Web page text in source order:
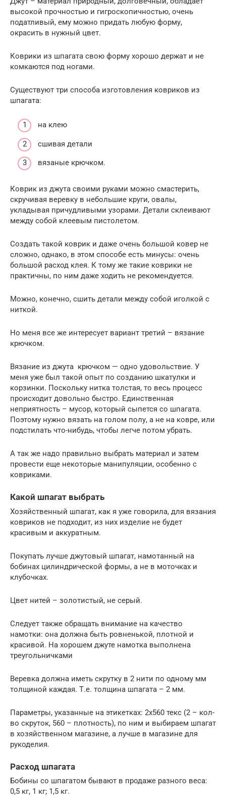
высокой прочностью и гигроскопичностью, очень
податливый, ему можно придать любую форму,
окрасить в нужный цвет.
Коврики из шпагата свою форму хорошо держат и не
комкаются под ногами.
Существуют три способа изготовления ковриков из
шпагата:
на клею
сшивая детали
вязаные крючком.
Коврик из джута своими руками можно смастерить,
скручивая веревку в небольшие круги, овалы,
укладывая причудливыми узорами. Детали склеивают
между собой клеевым пистолетом.
Создать такой коврик и даже очень большой ковер не
сложно, однако, в этом способе есть минусы: очень
большой расход клея. К тому же такие коврики не
практичны, по ним даже ходить не рекомендуется.
Можно, конечно, сшить детали между собой иголкой с
ниткой.
Но меня все же интересует вариант третий – вязание
крючком.
Вязание из джута крючком — одно удовольствие. У
меня уже был такой опыт по созданию шкатулки и
корзинки. Поскольку нитка толстая, то весь процесс
происходит довольно быстро. Единственная
неприятность – мусор, который сыпется со шпагата.
Поэтому нужно вязать на голом полу, а не на ковре, или
подстилать что-нибудь, чтобы легче потом убрать.
А так же надо правильно выбрать материал и затем
провести еще некоторые манипуляции, особенно с
ковриками.
Какой шпагат выбрать
Хозяйственный шпагат, как я уже говорила, для вязания
ковриков не подходит, из них изделие не будет
красивым и аккуратным.
Покупать лучше джутовый шпагат, намотанный на
бобинах цилиндрической формы, а не в моточках и
клубочках.
Цвет нитей – золотистый, не серый.
Следует также обращать внимание на качество
намотки: она должна быть ровненькой, плотной и
красивой. На хорошем джуте намотка выполнена
треугольничками
Веревка должна иметь скрутку в 2 нити по одному мм
толщиной каждая. Т.е. толщина шпагата – 2 мм.
Параметры, указанные на этикетках: 2х560 текс (2 – кол-
во скруток, 560 – плотность), по ним и выбираем шпагат
в хозяйственном магазине, а лучше в магазине для
рукоделия.
Расход шпагата
Бобины со шпагатом бывают в продаже разного веса:
0,5 кг, 1 кг; 1,5 кг.